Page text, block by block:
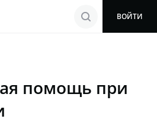
search ВОЙТИ
помощь при